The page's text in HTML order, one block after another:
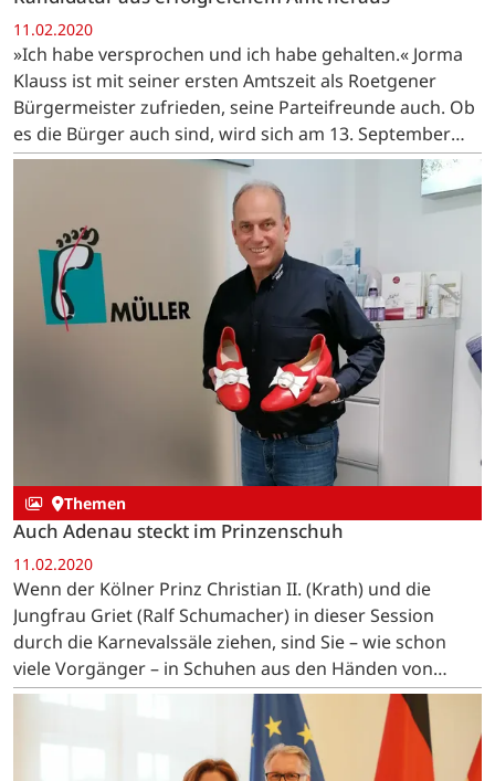
11.02.2020
»Ich habe versprochen und ich habe gehalten.« Jorma
Klauss ist mit seiner ersten Amtszeit als Roetgener
Bürgermeister zufrieden, seine Parteifreunde auch. Ob
es die Bürger auch sind, wird sich am 13. September
zeigen.
Themen
Auch Adenau steckt im Prinzenschuh
11.02.2020
Wenn der Kölner Prinz Christian II. (Krath) und die
Jungfrau Griet (Ralf Schumacher) in dieser Session
durch die Karnevalssäle ziehen, sind Sie – wie schon
viele Vorgänger – in Schuhen aus den Händen von
Wilfried Müller unterwegs.